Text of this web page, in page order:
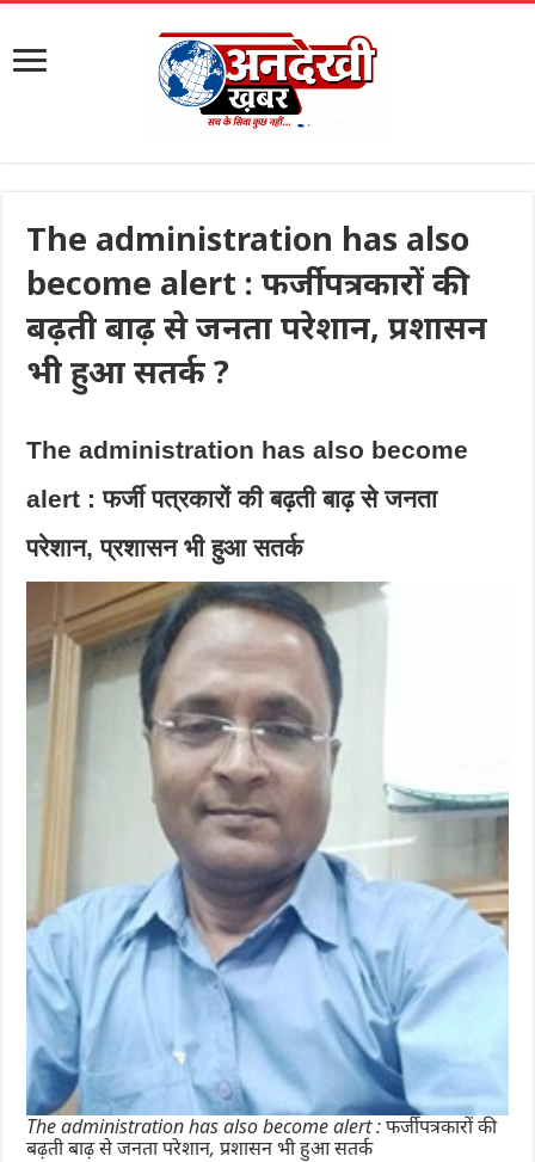
The administration has also
become alert : फर्जी पत्रकारों की
बढ़ती बाढ़ से जनता परेशान, प्रशासन
भी हुआ सतर्क ?
The administration has also become
alert : फर्जी पत्रकारों की बढ़ती बाढ़ से जनता
परेशान, प्रशासन भी हुआ सतर्क
The administration has also become alert : फर्जी पत्रकारों की
बढ़ती बाढ़ से जनता परेशान, प्रशासन भी हुआ सतर्क